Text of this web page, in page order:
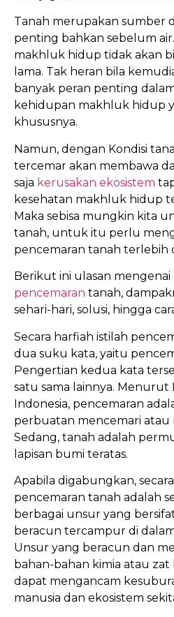
Tanah merupakan sumber
penting bahkan sebelum
makhluk hidup tidak akan
lama. Tak heran bila
banyak peran penting
kehidupan makhluk hidup
khususnya.
Namun, dengan Kondisi
tercemar akan membawa
saja kerusakan ekosistem
kesehatan makhluk hidup
Maka sebisa mungkin kita
tanah, untuk itu perlu
pencemaran tanah terlebih
Berikut ini ulasan mengenai
pencemaran tanah,
sehari-hari, solusi, hingga
Secara harfiah istilah
dua suku kata, yaitu
Pengertian kedua kata
satu sama lainnya. Menurut
Indonesia, pencemaran
perbuatan mencemari atau
Sedang, tanah adalah
lapisan bumi teratas.
Apabila digabungkan,
pencemaran tanah adalah
berbagai unsur yang
beracun tercampur di
Unsur yang beracun dan
bahan-bahan kimia atau zat
dapat mengancam
manusia dan ekosistem